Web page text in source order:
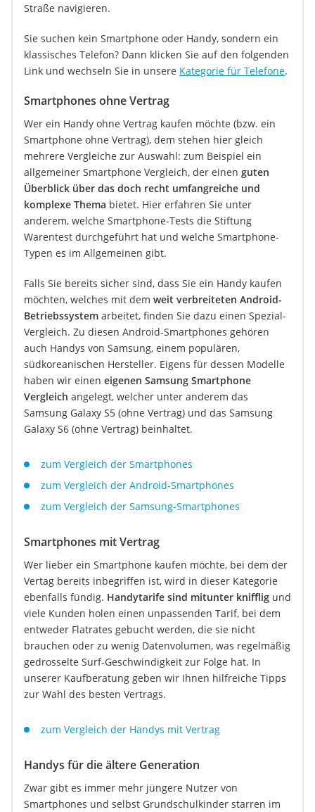
Straße navigieren.
Sie suchen kein Smartphone oder Handy, sondern ein
klassisches Telefon? Dann klicken Sie auf den folgenden
Link und wechseln Sie in unsere Kategorie für Telefone.
Smartphones ohne Vertrag
Wer ein Handy ohne Vertrag kaufen möchte (bzw. ein
Smartphone ohne Vertrag), dem stehen hier gleich
mehrere Vergleiche zur Auswahl: zum Beispiel ein
allgemeiner Smartphone Vergleich, der einen guten
Überblick über das doch recht umfangreiche und
komplexe Thema bietet. Hier erfahren Sie unter
anderem, welche Smartphone-Tests die Stiftung
Warentest durchgeführt hat und welche Smartphone-
Typen es im Allgemeinen gibt.
Falls Sie bereits sicher sind, dass Sie ein Handy kaufen
möchten, welches mit dem weit verbreiteten Android-
Betriebssystem arbeitet, finden Sie dazu einen Spezial-
Vergleich. Zu diesen Android-Smartphones gehören
auch Handys von Samsung, einem populären,
südkoreanischen Hersteller. Eigens für dessen Modelle
haben wir einen eigenen Samsung Smartphone
Vergleich angelegt, welcher unter anderem das
Samsung Galaxy S5 (ohne Vertrag) und das Samsung
Galaxy S6 (ohne Vertrag) beinhaltet.
zum Vergleich der Smartphones
zum Vergleich der Android-Smartphones
zum Vergleich der Samsung-Smartphones
Smartphones mit Vertrag
Wer lieber ein Smartphone kaufen möchte, bei dem der
Vertag bereits inbegriffen ist, wird in dieser Kategorie
ebenfalls fündig. Handytarife sind mitunter knifflig und
viele Kunden holen einen unpassenden Tarif, bei dem
entweder Flatrates gebucht werden, die sie nicht
brauchen oder zu wenig Datenvolumen, was regelmäßig
gedrosselte Surf-Geschwindigkeit zur Folge hat. In
unserer Kaufberatung geben wir Ihnen hilfreiche Tipps
zur Wahl des besten Vertrags.
zum Vergleich der Handys mit Vertrag
Handys für die ältere Generation
Zwar gibt es immer mehr jüngere Nutzer von
Smartphones und selbst Grundschulkinder starren im